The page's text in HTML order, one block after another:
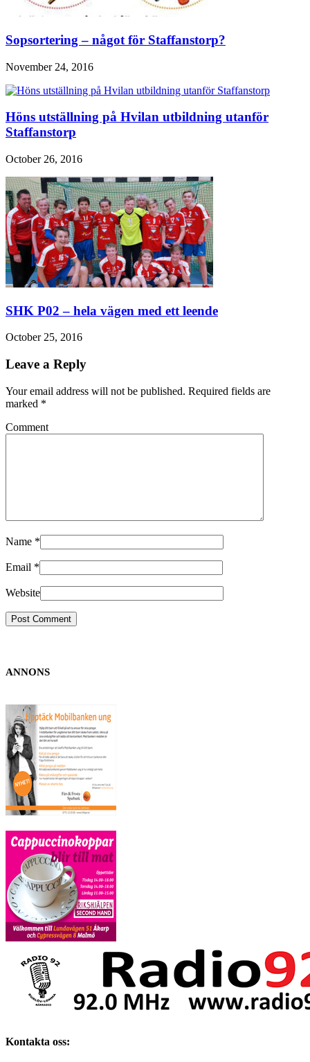
Sopsortering – något för Staffanstorp?
November 24, 2016
Höns utställning på Hvilan utbildning utanför
Staffanstorp
October 26, 2016
SHK P02 – hela vägen med ett leende
October 25, 2016
Leave a Reply
Your email address will not be published. Required fields are
marked *
Comment
Name *
Email *
Website
ANNONS
Kontakta oss: